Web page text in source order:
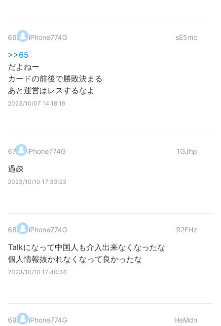
66. iPhone774G sE5mc
>>65
だよねー
カードの前後で勝敗決まる
あと運営はレスするなよ
2023/10/07 14:18:19
67. iPhone774G 1GJhp
過疎
2023/10/10 17:33:23
68. iPhone774G R2FHz
Talkになって中国人も介入出来なくなったな
個人情報抜かれなくなって良かったな
2023/10/10 17:40:36
69. iPhone774G HeMdn